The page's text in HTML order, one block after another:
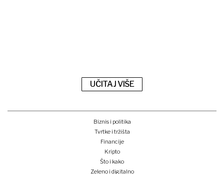
UČITAJ VIŠE
Biznis i politika
Tvrtke i tržišta
Financije
Kripto
Što i kako
Zeleno i digitalno